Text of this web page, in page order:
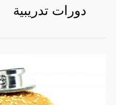
دورات تدريبية